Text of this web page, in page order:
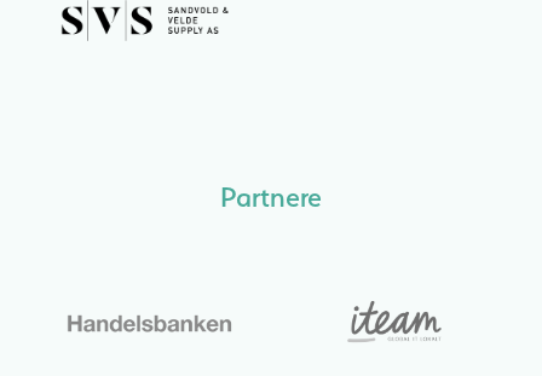
Partnere